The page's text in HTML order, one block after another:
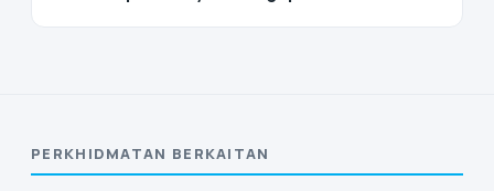
PERKHIDMATAN BERKAITAN